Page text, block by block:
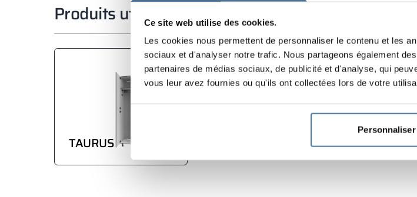
Ce site web utilise des cookies.
Les cookies nous permettent de personnaliser le contenu et les
sociaux et d'analyser notre trafic. Nous partageons également
partenaires de médias sociaux, de publicité et d'analyse, qui
vous leur avez fournies ou qu'ils ont collectées lors de votre
Personnaliser
Produits utilisés dans la réalisation
TAURUS